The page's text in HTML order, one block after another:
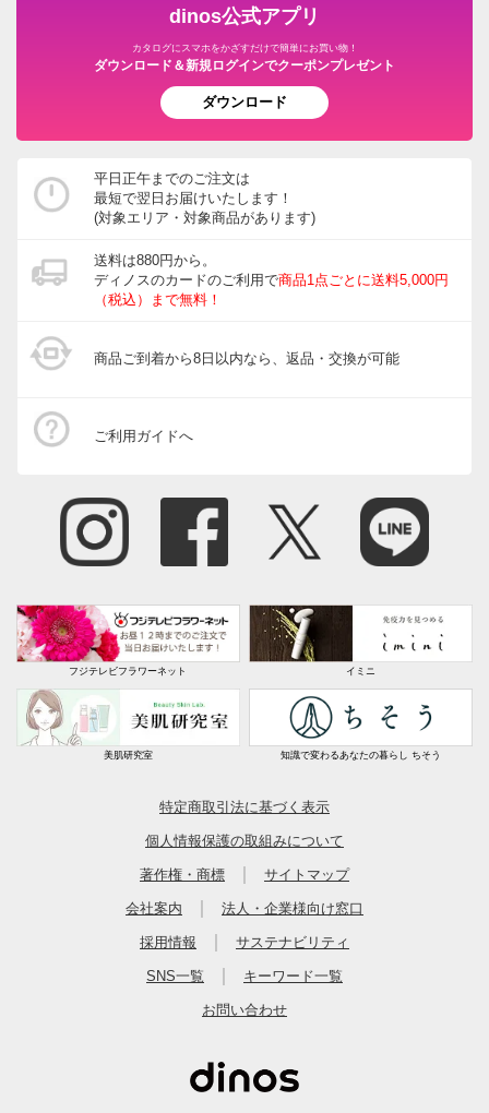
ウッドデッキ・ジョイントタイルパネル
ガーデン/ソーラーライト・庭用照明
宅配ボックス・郵便ポスト
ガーデニングウェア
玄関・ガレージ周り
ガーデニングツール・庭手入用品
インテリアフラワー
旅行用品・ホビー・ペット
グルメ・食品
dinos公式アプリ
カタログにスマホをかざすだけで簡単にお買い物！
ダウンロード＆新規ログインでクーポンプレゼント
ダウンロード
平日正午までのご注文は
最短で翌日お届けいたします！
(対象エリア・対象商品があります)
送料は880円から。
ディノスのカードのご利用で商品1点ごとに送料5,000円
（税込）まで無料！
商品ご到着から8日以内なら、返品・交換が可能
ご利用ガイドへ
フジテレビフラワーネット イミニ
美肌研究室 知識で変わるあなたの暮らし ちそう
特定商取引法に基づく表示
個人情報保護の取組みについて
著作権・商標 サイトマップ
会社案内 法人・企業様向け窓口
採用情報 サステナビリティ
SNS一覧 キーワード一覧
お問い合わせ